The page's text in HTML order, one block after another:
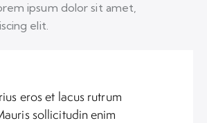
ipsum dolor sit amet,
elit.
eros et lacus rutrum
sollicitudin enim